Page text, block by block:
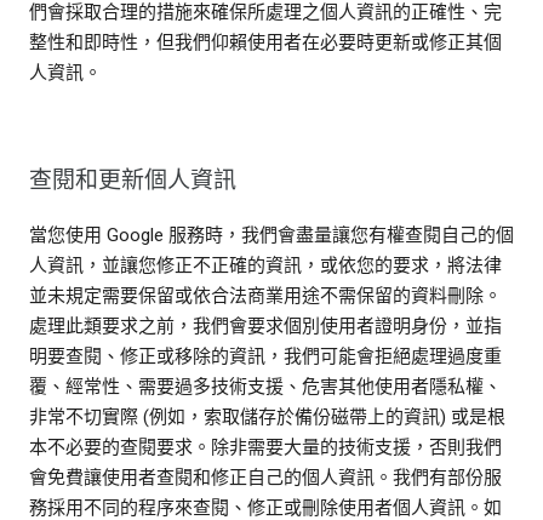
們會採取合理的措施來確保所處理之個人資訊的正確性、完
整性和即時性，但我們仰賴使用者在必要時更新或修正其個
人資訊。
查閱和更新個人資訊
當您使用 Google 服務時，我們會盡量讓您有權查閱自己的個
人資訊，並讓您修正不正確的資訊，或依您的要求，將法律
並未規定需要保留或依合法商業用途不需保留的資料刪除。
處理此類要求之前，我們會要求個別使用者證明身份，並指
明要查閱、修正或移除的資訊，我們可能會拒絕處理過度重
覆、經常性、需要過多技術支援、危害其他使用者隱私權、
非常不切實際 (例如，索取儲存於備份磁帶上的資訊) 或是根
本不必要的查閱要求。除非需要大量的技術支援，否則我們
會免費讓使用者查閱和修正自己的個人資訊。我們有部份服
務採用不同的程序來查閱、修正或刪除使用者個人資訊。如